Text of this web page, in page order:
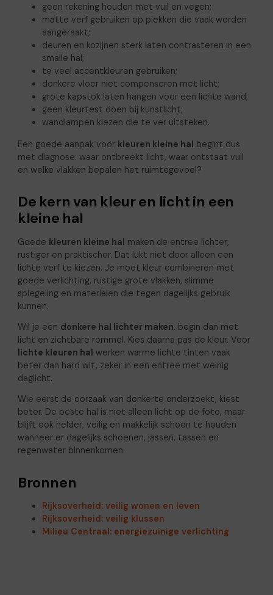
geen rekening houden met vuil en vegen;
matte verf gebruiken op plekken die vaak worden
aangeraakt;
deuren en kozijnen sterk laten contrasteren in een
smalle hal;
te veel accentkleuren gebruiken;
donkere vloer niet compenseren met licht;
grote kapstok laten hangen voor een lichte wand;
geen kleurtest doen bij kunstlicht;
wandlampen kiezen die te ver uitsteken.
Een goede aanpak voor kleuren kleine hal begint dus
met diagnose: waar ontbreekt licht, waar ontstaat vuil
en welke vlakken bepalen het ruimtegevoel?
De kern van kleur en licht in een
kleine hal
Goede kleuren kleine hal maken de entree lichter,
rustiger en praktischer. Dat lukt niet door alleen een
lichte verf te kiezen. Je moet kleur combineren met
goede verlichting, rustige grote vlakken, slimme
spiegeling en materialen die tegen dagelijks gebruik
kunnen.
Wil je een donkere hal lichter maken, begin dan met
licht en zichtbare rommel. Kies daarna pas de kleur. Voor
lichte kleuren hal werken warme lichte tinten vaak
beter dan hard wit, zeker in een entree met weinig
daglicht.
Wie eerst de oorzaak van donkerte onderzoekt, kiest
beter. De beste hal is niet alleen licht op de foto, maar
blijft ook helder, veilig en makkelijk schoon te houden
wanneer er dagelijks schoenen, jassen, tassen en
regenwater binnenkomen.
Bronnen
Rijksoverheid: veilig wonen en leven
Rijksoverheid: veilig klussen
Milieu Centraal: energiezuinige verlichting